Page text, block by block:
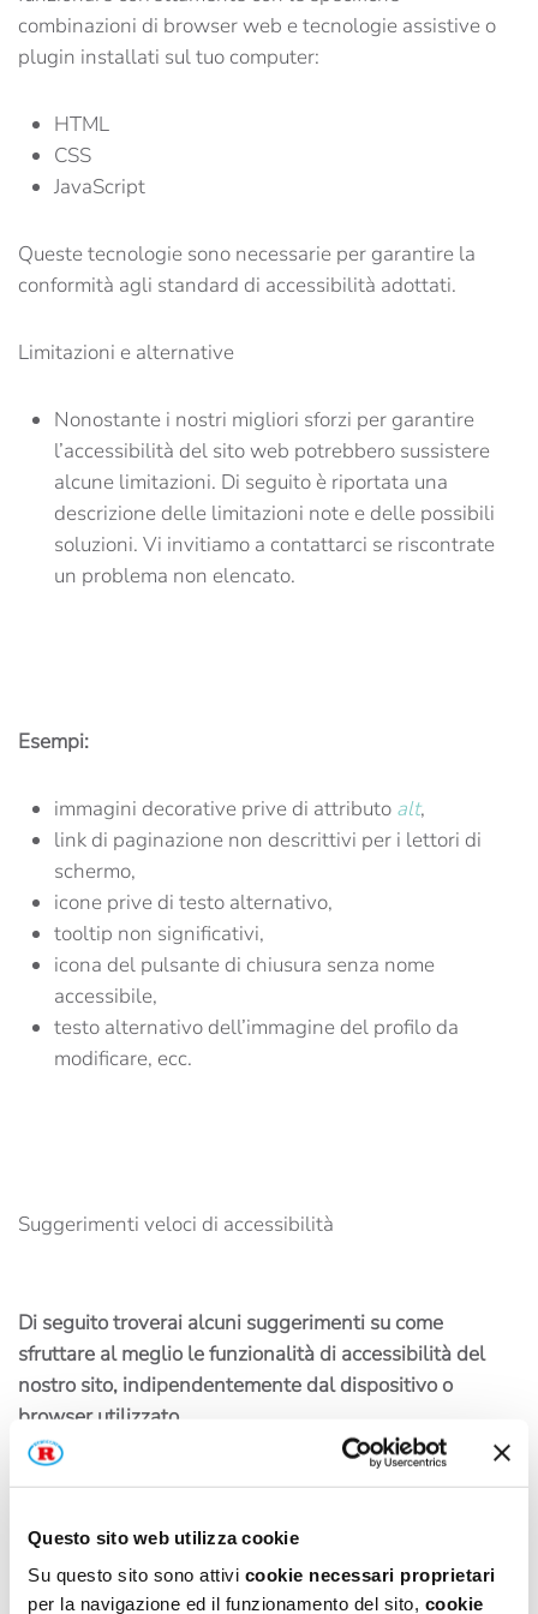
Questo sito web utilizza cookie
Su questo sito sono attivi cookie necessari proprietari
per la navigazione ed il funzionamento del sito, cookie
combinazioni di browser web e tecnologie assistive o
plugin installati sul tuo computer:
HTML
CSS
JavaScript
Queste tecnologie sono necessarie per garantire la
conformità agli standard di accessibilità adottati.
Limitazioni e alternative
Nonostante i nostri migliori sforzi per garantire
l’accessibilità del sito web potrebbero sussistere
alcune limitazioni. Di seguito è riportata una
descrizione delle limitazioni note e delle possibili
soluzioni. Vi invitiamo a contattarci se riscontrate
un problema non elencato.
Esempi:
immagini decorative prive di attributo alt,
link di paginazione non descrittivi per i lettori di
schermo,
icone prive di testo alternativo,
tooltip non significativi,
icona del pulsante di chiusura senza nome
accessibile,
testo alternativo dell’immagine del profilo da
modificare, ecc.
Suggerimenti veloci di accessibilità
Di seguito troverai alcuni suggerimenti su come
sfruttare al meglio le funzionalità di accessibilità del
nostro sito, indipendentemente dal dispositivo o
browser utilizzato.
Come ingrandire lo schermo nei diversi sistemi
operativi